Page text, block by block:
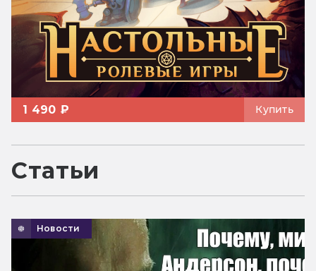
1 490 ₽ Купить
Статьи
Новости